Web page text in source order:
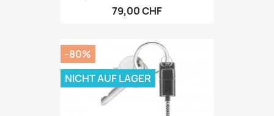
79,00 CHF
-80%
NICHT AUF LAGER